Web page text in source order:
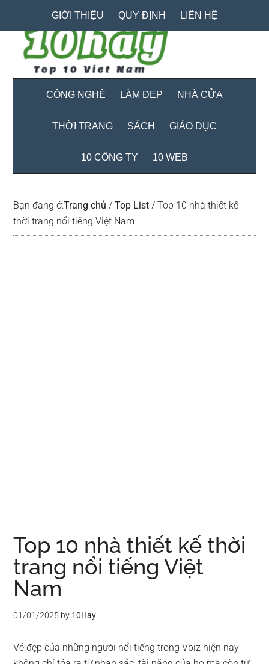
content
secondary
menu
primary
sidebar
GIỚI THIỆU QUY ĐỊNH LIÊN HỆ
CÔNG NGHỆ LÀM ĐẸP NHÀ CỬA
THỜI TRANG SÁCH GIÁO DỤC
10 CÔNG TY 10 WEB
Bạn đang ở:Trang chủ / Top List / Top 10 nhà thiết kế
thời trang nổi tiếng Việt Nam
Top 10 nhà thiết kế thời
trang nổi tiếng Việt
Nam
01/01/2025 by 10Hay
Vẻ đẹp của những người nổi tiếng trong Vbiz hiện nay